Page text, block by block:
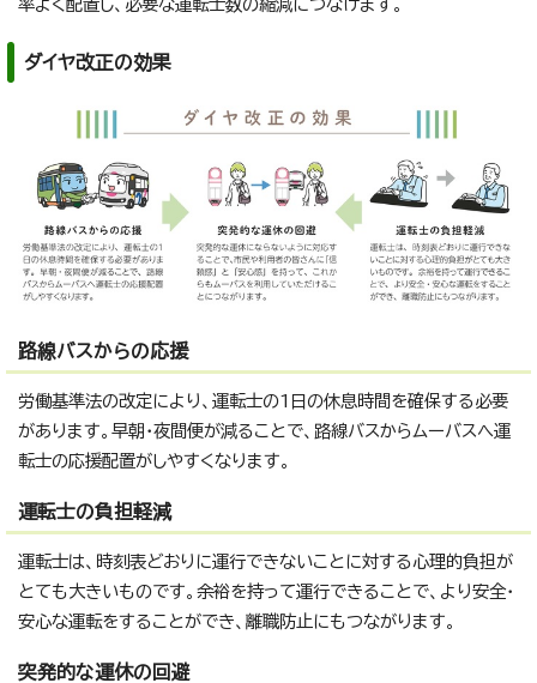
率よく配置し、必要な運転士数の縮減につなげます。
ダイヤ改正の効果
路線バスからの応援
労働基準法の改定により、運転士の1日の休息時間を確保する必要
があります。早朝・夜間便が減ることで、路線バスからムーバスへ運
転士の応援配置がしやすくなります。
運転士の負担軽減
運転士は、時刻表どおりに運行できないことに対する心理的負担が
とても大きいものです。余裕を持って運行できることで、より安全・
安心な運転をすることができ、離職防止にもつながります。
突発的な運休の回避